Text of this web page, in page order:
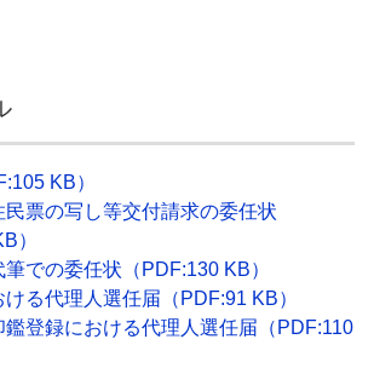
KB）
票の写し等交付請求の委任状
）
での委任状（PDF:130 KB）
る代理人選任届（PDF:91 KB）
鑑登録における代理人選任届（PDF:110